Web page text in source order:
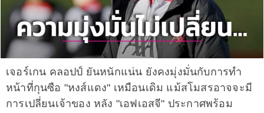
เจอร์เกน คลอปป์ ยันหนักแน่น ยังคงมุ่งมั่นกับการทำ
หน้าที่กุนซือ "หงส์แดง" เหมือนเดิม แม้สโมสรอาจจะมี
การเปลี่ยนเจ้าของ หลัง "เอฟเอสจี" ประกาศพร้อม